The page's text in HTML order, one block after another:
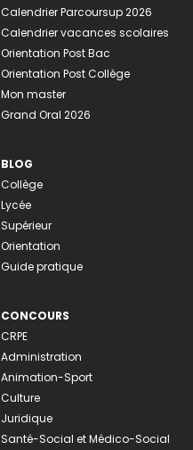
Calendrier Parcoursup 2026
Calendrier vacances scolaires
Orientation Post Bac
Orientation Post Collège
Mon master
Grand Oral 2026
BLOG
Collège
Lycée
Supérieur
Orientation
Guide pratique
CONCOURS
CRPE
Administration
Animation-Sport
Culture
Juridique
Santé-Social et Médico-Social